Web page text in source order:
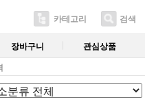
카테고리 검색
장바구니 관심상품